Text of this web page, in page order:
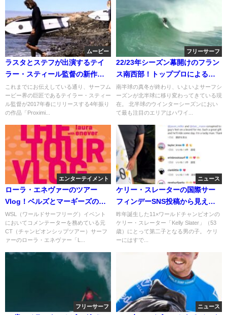
ムービー
ラスタとステフが出演するテイ
ラー・スティール監督の新作メ
イキング映像3
これまでにお伝えしている通り、サーフム
ービー界の巨匠であるテイラー・スティー
ル監督が2017年春にリリースする4年振り
の作品「Proximi...
フリーサーフ
22/23年シーズン幕開けのフラン
ス南西部！トッププロによるフ
リーサーフ動画
南半球の真冬が終わり、いよいよサーフシ
ーズンが北半球に移り変わってきている現
在。 北半球のウインターシーズンにおい
て最も注目のエリアはハワイ...
エンターテイメント
ローラ・エネヴァーのツアー
Vlog！ベルズとマーギーズのオ
ーストラリア編
WSL（ワールドサーフリーグ）イベント
においてコメンテーターを務めている元
CT（チャンピオンシップツアー）サーフ
ァーのローラ・エネヴァー「L...
ニュース
ケリー・スレーターの国際サー
フィンデーSNS投稿から見える
息子の名前や思いなど
昨年誕生した11×ワールドチャンピオンの
ケリー・スレーター「Kelly Slater」（53
歳）にとって第二子となる男の子。 ケリ
ーにはすで...
フリーサーフ ニュース